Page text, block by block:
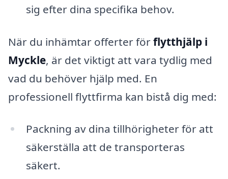
sig efter dina specifika behov.
När du inhämtar offerter förflytthjälp i
Myckle, är det viktigt att vara tydlig med
vad du behöver hjälp med. En
professionell flyttfirma kan bistå dig med:
Packning av dina tillhörigheter för att
säkerställa att de transporteras
säkert.